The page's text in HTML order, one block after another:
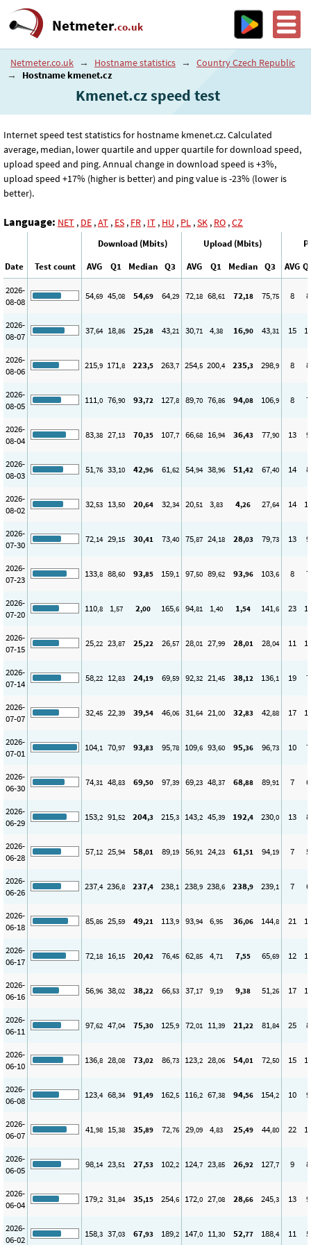
Netmeter.co.uk
Netmeter.co.uk → Hostname statistics →
Country Czech Republic
→
Hostname kmenet.cz
Kmenet.cz speed test
Internet speed test statistics for hostname kmenet.cz. Calculated
average, median, lower quartile and upper quartile for download speed,
upload speed and ping. Annual change in download speed is +3%,
upload speed +17% (higher is better) and ping value is -23% (lower is
better).
Language: NET , DE ,AT , ES , FR , IT , HU , PL ,SK , RO ,CZ
Download (Mbits) Upload (Mbits)
Date
Test count AVG Q1 Median Q3 AVG Q1 Median Q3 AVG
2026-
08-08
54,69 45,08 54,69 64,29 72,18 68,61 72,18 75,75 8 8
2026-
08-07
37,64 18,86 25,28 43,21 30,71 4,38 16,90 43,31 15
2026-
08-06
215,9 171,8 223,5 263,7 254,5 200,4 235,3 298,9 8 8
2026-
08-05
111,0 76,90 93,72 127,8 89,70 76,86 94,08 106,9 8 7
2026-
08-04
83,38 27,13 70,35 107,7 66,68 16,94 36,43 77,90 13 9
2026-
08-03
51,76 33,10 42,96 61,62 54,94 38,96 51,42 67,40 14 8
2026-
08-02
32,53 13,50 20,64 32,34 20,51 3,83 4,26 27,64 14
2026-
07-30
72,14 29,15 30,41 73,40 75,87 24,18 28,03 79,73 13 9
2026-
07-23
133,8 88,60 93,85 159,1 97,50 89,62 93,96 103,6 8 7
2026-
07-20
110,8 1,57 2,00 165,6 94,81 1,40 1,54 141,6 23
2026-
07-15
25,22 23,87 25,22 26,57 28,01 27,99 28,01 28,04 11
2026-
07-14
58,22 12,83 24,19 69,59 92,32 21,45 38,12 136,1 19 7
2026-
07-07
32,45 22,39 39,54 46,06 31,64 21,00 32,83 42,88 17
2026-
07-01
104,1 70,97 93,83 95,78 109,6 93,60 95,36 96,73 10 7
2026-
06-30
74,31 48,83 69,50 97,39 69,23 48,37 68,88 89,91 7 6
2026-
06-29
153,2 91,52 204,3 215,3 143,2 45,39 192,4 230,0 13 8
2026-
06-28
57,12 25,94 58,01 89,19 56,91 24,23 61,51 94,19 7 5
2026-
06-26
237,4 236,8 237,4 238,1 238,9 238,6 238,9 239,1 7 6
2026-
06-18
85,86 25,59 49,21 113,9 93,94 6,95 36,06 144,8 21
2026-
06-17
72,18 16,15 20,42 76,45 62,85 4,71 7,55 65,69 12
2026-
06-16
56,96 38,02 38,22 66,53 37,17 9,19 9,38 51,26 17
2026-
06-11
97,62 47,04 75,30 125,9 72,01 11,39 21,22 81,84 25 8
2026-
06-10
136,8 28,08 73,02 86,73 123,2 28,06 54,01 72,50 15
2026-
06-08
123,4 68,34 91,49 162,5 116,2 67,38 94,56 154,2 10 9
2026-
06-07
41,98 15,38 35,89 72,76 29,09 4,83 25,49 44,80 22
2026-
06-05
98,14 23,51 27,53 102,2 124,7 23,85 26,92 127,7 9 8
2026-
06-04
179,2 31,84 35,15 254,6 172,0 27,08 28,66 245,3 13 9
2026-
06-02
158,3 37,03 67,93 189,2 147,0 11,30 52,77 188,4 11 5